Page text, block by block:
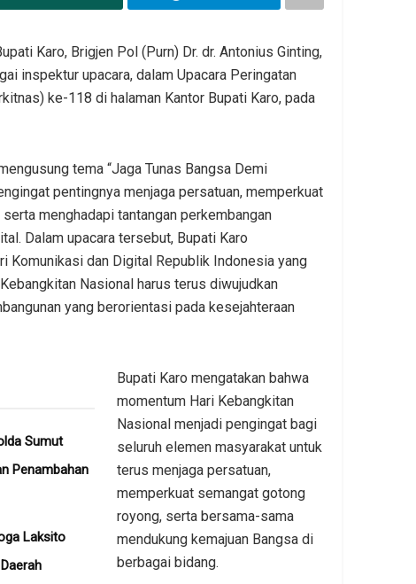
Karo, Brigjen Pol (Purn) Dr. dr. Antonius Ginting,
inspektur upacara, dalam Upacara Peringatan
ke-118 di halaman Kantor Bupati Karo, pada
tema “Jaga Tunas Bangsa Demi
pentingnya menjaga persatuan, memperkuat
menghadapi tantangan perkembangan
Dalam upacara tersebut, Bupati Karo
Komunikasi dan Digital Republik Indonesia yang
Nasional harus terus diwujudkan
yang berorientasi pada kesejahteraan
Sumut
Penambahan
Laksito
Bupati Karo mengatakan bahwa
momentum Hari Kebangkitan
Nasional menjadi pengingat bagi
seluruh elemen masyarakat untuk
terus menjaga persatuan,
memperkuat semangat gotong
royong, serta bersama-sama
mendukung kemajuan Bangsa di
berbagai bidang.